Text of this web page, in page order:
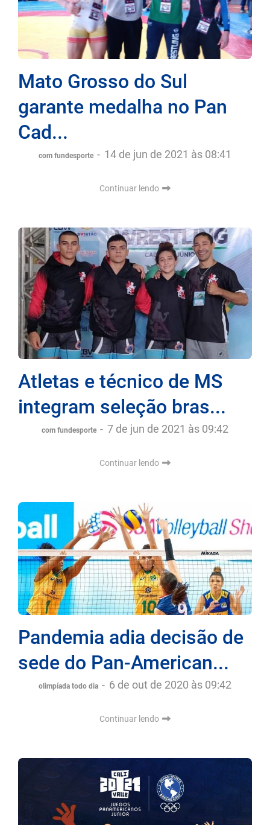
Mato Grosso do Sul
garante medalha no Pan
Cad...
com fundesporte - 14 de jun de 2021 às 08:41
Continuar lendo
Atletas e técnico de MS
integram seleção bras...
com fundesporte - 7 de jun de 2021 às 09:42
Continuar lendo
Pandemia adia decisão de
sede do Pan-American...
olimpíada todo dia - 6 de out de 2020 às 09:42
Continuar lendo